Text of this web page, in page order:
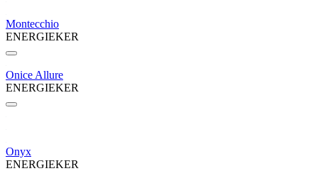
Montecchio
ENERGIEKER
Onice Allure
ENERGIEKER
Onyx
ENERGIEKER